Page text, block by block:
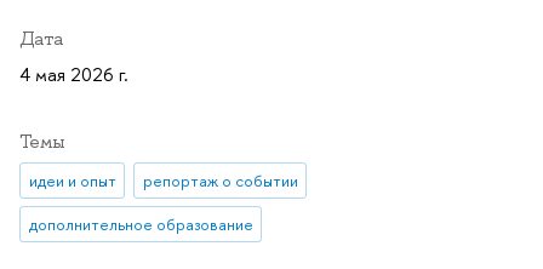
Дата
4 мая 2026 г.
Темы
идеи и опыт репортаж о событии
дополнительное образование